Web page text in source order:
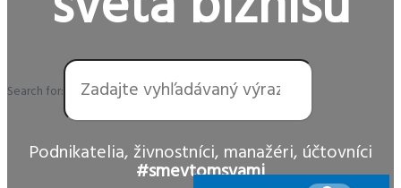
Search for:
Podnikatelia, živnostníci, manažéri, účtovníci
#smevtomsvami